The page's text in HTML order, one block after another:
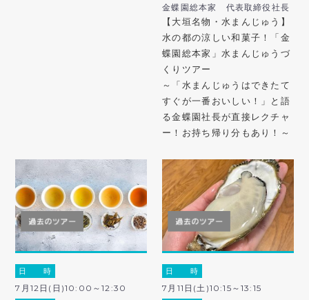
金蝶園総本家 代表取締役社長
【大垣名物・水まんじゅう】
水の都の涼しい和菓子！「金
蝶園総本家」水まんじゅうづ
くりツアー
～「水まんじゅうはできたて
すぐが一番おいしい！」と語
る金蝶園社長が直接レクチャ
ー！お持ち帰り分もあり！～
日 時
7月12日(日)10:00～12:30
日 時
7月11日(土)10:15～13:15